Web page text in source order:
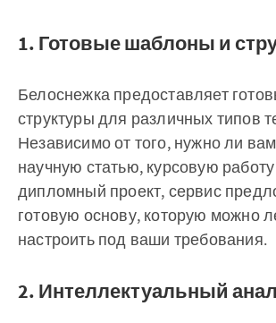
1. Готовые шаблоны и
Белоснежка предоставляет
структуры для различных типов
Независимо от того, нужно ли
научную статью, курсовую
дипломный проект, сервис
готовую основу, которую можно
настроить под ваши требования.
2. Интеллектуальный